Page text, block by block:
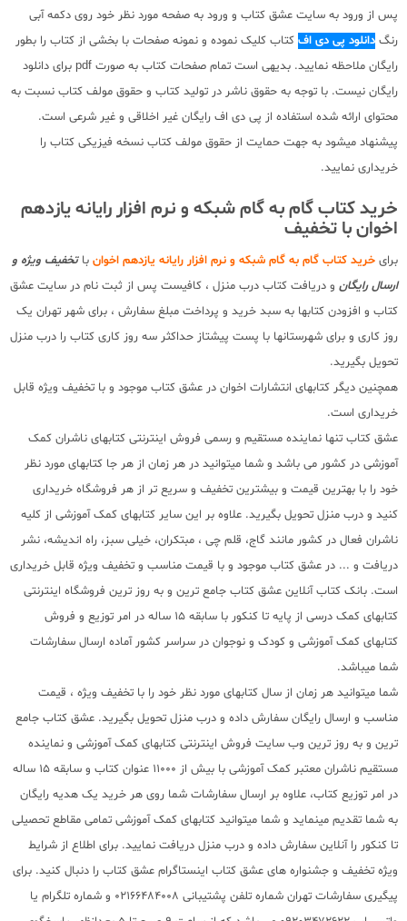
پس از ورود به سایت عشق کتاب و ورود به صفحه مورد نظر خود روی دکمه آبی
رنگ دانلود پی دی اف کتاب کلیک نموده و نمونه صفحات با بخشی از کتاب را بطور
رایگان ملاحظه نمایید. بدیهی است تمام صفحات کتاب به صورت pdf برای دانلود
رایگان نیست. با توجه به حقوق ناشر در تولید کتاب و حقوق مولف کتاب نسبت به
محتوای ارائه شده استفاده از پی دی اف رایگان غیر اخلاقی و غیر شرعی است.
پیشنهاد میشود به جهت حمایت از حقوق مولف کتاب نسخه فیزیکی کتاب را
خریداری نمایید.
خرید کتاب گام به گام شبکه و نرم افزار رایانه یازدهم
اخوان با تخفیف
برای خرید کتاب گام به گام شبکه و نرم افزار رایانه یازدهم اخوان باتخفیف ویژه و
ارسال رایگان و دریافت کتاب درب منزل ، کافیست پس از ثبت نام در سایت عشق
کتاب و افزودن کتابها به سبد خرید و پرداخت مبلغ سفارش ، برای شهر تهران یک
روز کاری و برای شهرستانها با پست پیشتاز حداکثر سه روز کاری کتاب را درب منزل
تحویل بگیرید.
همچنین دیگر کتابهای انتشارات اخوان در عشق کتاب موجود و با تخفیف ویژه قابل
خریداری است.
عشق کتاب تنها نماینده مستقیم و رسمی فروش اینترنتی کتابهای ناشران کمک
آموزشی در کشور می باشد و شما میتوانید در هر زمان از هر جا کتابهای مورد نظر
خود را با بهترین قیمت و بیشترین تخفیف و سریع تر از هر فروشگاه خریداری
کنید و درب منزل تحویل بگیرید. علاوه بر این سایر کتابهای کمک آموزشی از کلیه
ناشران فعال در کشور مانند گاج، قلم چی ، مبتکران، خیلی سبز، راه اندیشه، نشر
دریافت و ... در عشق کتاب موجود و با قیمت مناسب و تخفیف ویژه قابل خریداری
است. بانک کتاب آنلاین عشق کتاب جامع ترین و به روز ترین فروشگاه اینترنتی
کتابهای کمک درسی از پایه تا کنکور با سابقه 15 ساله در امر توزیع و فروش
کتابهای کمک آموزشی و کودک و نوجوان در سراسر کشور آماده ارسال سفارشات
شما میباشد.
شما میتوانید هر زمان از سال کتابهای مورد نظر خود را با تخفیف ویژه ، قیمت
مناسب و ارسال رایگان سفارش داده و درب منزل تحویل بگیرید. عشق کتاب جامع
ترین و به روز ترین وب سایت فروش اینترنتی کتابهای کمک آموزشی و نماینده
مستقیم ناشران معتبر کمک آموزشی با بیش از 11000 عنوان کتاب و سابقه 15 ساله
در امر توزیع کتاب، علاوه بر ارسال سفارشات شما روی هر خرید یک هدیه رایگان
به شما تقدیم مینماید و شما میتوانید کتابهای کمک آموزشی تمامی مقاطع تحصیلی
تا کنکور را آنلاین سفارش داده و درب منزل دریافت نمایید. برای اطلاع از شرایط
ویژه تخفیف و جشنواره های عشق کتاب اینستاگرام عشق کتاب را دنبال کنید. برای
پیگیری سفارشات تهران شماره تلفن پشتیبانی 02166484008 و شماره تلگرام یا